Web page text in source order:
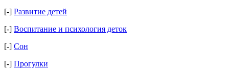
[-] Развитие детей
[-] Воспитание и психология деток
[-] Сон
[-] Прогулки